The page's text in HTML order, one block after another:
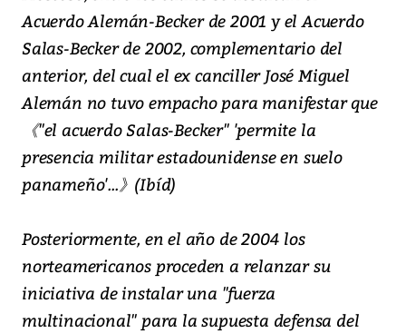
Acuerdo Alemán-Becker de 2001 y el Acuerdo
Salas-Becker de 2002, complementario del
anterior, del cual el ex canciller José Miguel
Alemán no tuvo empacho para manifestar que
《"el acuerdo Salas-Becker" 'permite la
presencia militar estadounidense en suelo
panameño'...》(Ibíd)
Posteriormente, en el año de 2004 los
norteamericanos proceden a relanzar su
iniciativa de instalar una "fuerza
multinacional" para la supuesta defensa del